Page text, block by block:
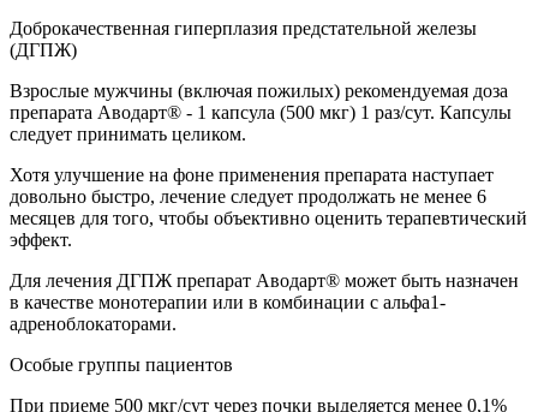
Доброкачественная гиперплазия предстательной железы
(ДГПЖ)
Взрослые мужчины (включая пожилых) рекомендуемая доза
препарата Аводарт® - 1 капсула (500 мкг) 1 раз/сут. Капсулы
следует принимать целиком.
Хотя улучшение на фоне применения препарата наступает
довольно быстро, лечение следует продолжать не менее 6
месяцев для того, чтобы объективно оценить терапевтический
эффект.
Для лечения ДГПЖ препарат Аводарт® может быть назначен
в качестве монотерапии или в комбинации с альфа1-
адреноблокаторами.
Особые группы пациентов
При приеме 500 мкг/сут через почки выделяется менее 0,1%